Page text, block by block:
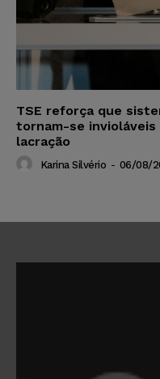
TSE reforça que
tornam-se
lacração
Karina Silvério - 06/08/